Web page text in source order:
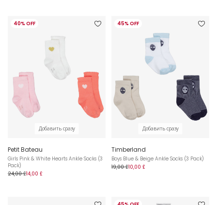
40% OFF
Добавить сразу
Petit Bateau
Girls Pink & White Hearts Ankle Socks (3
Pack)
24,00 £14,00 £
45% OFF
Добавить сразу
Timberland
Boys Blue & Beige Ankle Socks (3 Pack)
19,00 £10,00 £